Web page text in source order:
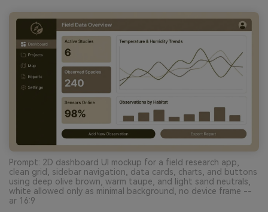
Prompt: 2D dashboard UI mockup for a field research app,
clean grid, sidebar navigation, data cards, charts, and buttons
using deep olive brown, warm taupe, and light sand neutrals,
white allowed only as minimal background, no device frame --
ar 16:9